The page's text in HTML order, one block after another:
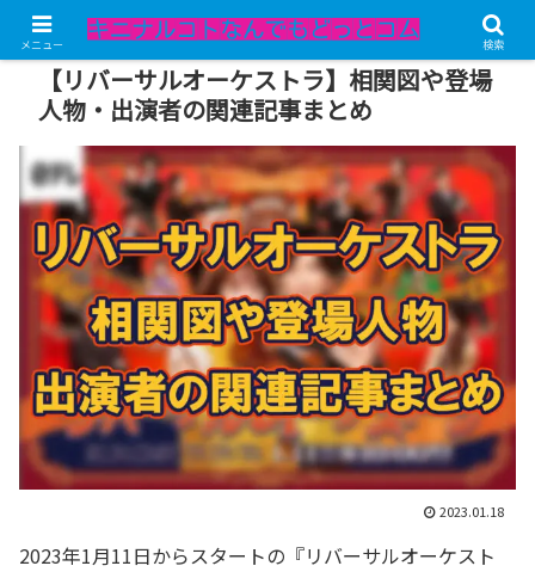
記事内にPRが含まれています。
【リバーサルオーケストラ】相関図や登場
人物・出演者の関連記事まとめ
2023.01.18
2023年1月11日からスタートの『リバーサルオーケスト
メニュー 検索